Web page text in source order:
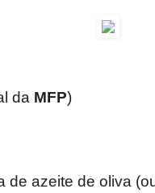
da MFP)
de azeite de oliva